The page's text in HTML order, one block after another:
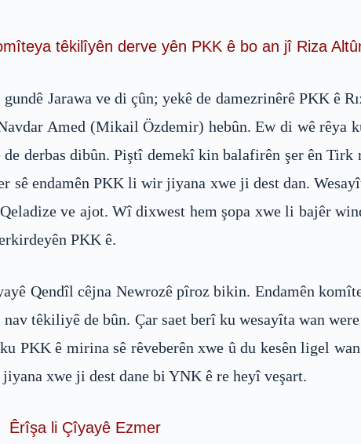
têkilîyên derve yên PKK ê bo an jî Riza
Jarawa ve di çûn; yekê de damezrinêrê PKK ê
Amed (Mikail Özdemir) hebûn. Ew di wê rêya
derbas dibûn. Piştî demekî kin balafirên şer ên Tirk
sê endamên PKK li wir jiyana xwe ji dest dan.
ve ajot. Wî dixwest hem şopa xwe li bajêr
PKK ê.
Qendîl cêjna Newrozê pîroz bikin. Endamên
têkiliyê de bûn. Çar saet berî ku wesayîta wan
PKK ê mirina sê rêveberên xwe û du kesên ligel
xwe ji dest dane bi YNK ê re heyî veşart.
Êrîşa li Çîyayê Ezmer